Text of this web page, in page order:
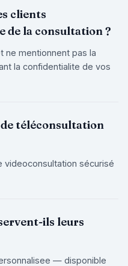
clients
de la consultation ?
ne mentionnent pas la
la confidentialite de vos
de téléconsultation
videoconsultation sécurisé
ils leurs
— disponible